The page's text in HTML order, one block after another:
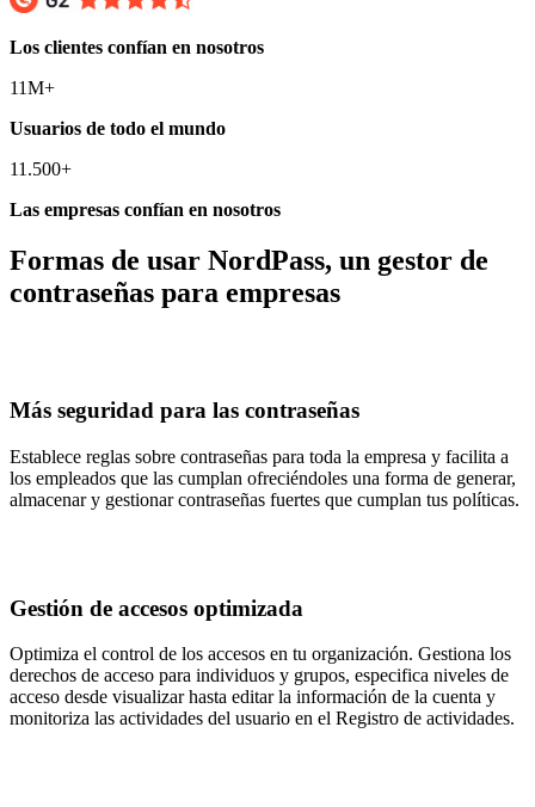
Los clientes confían en nosotros
11M+
Usuarios de todo el mundo
11.500+
Las empresas confían en nosotros
Formas de usar NordPass, un gestor de
contraseñas para empresas
Más seguridad para las contraseñas
Establece reglas sobre contraseñas para toda la empresa y facilita a
los empleados que las cumplan ofreciéndoles una forma de generar,
almacenar y gestionar contraseñas fuertes que cumplan tus políticas.
Gestión de accesos optimizada
Optimiza el control de los accesos en tu organización. Gestiona los
derechos de acceso para individuos y grupos, especifica niveles de
acceso desde visualizar hasta editar la información de la cuenta y
monitoriza las actividades del usuario en el Registro de actividades.